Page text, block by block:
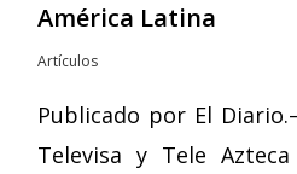
América Latina
Artículos
Publicado por El
Televisa y Tele